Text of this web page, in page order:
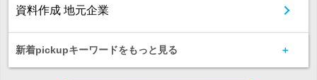
資料作成 地元企業
新着pickupキーワードをもっと見る